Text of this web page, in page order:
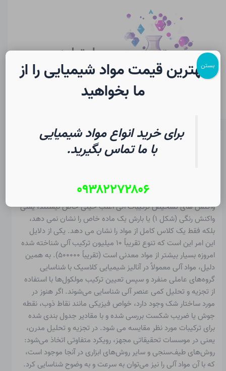
سایت لرن
شیمی
واکنش های تشخیص مواد طبیعی
Christopher J. Ziegler
واکنش های تشخیصترکیبات آلی اغلب خیلی خاص نیستند، یعنی
واکنش رنگی (شکل ۱) یا بارش یک ماده خاص را نشان نمی دهد،
بلکه فقط یک کلاس کامل از مواد را نشان می دهد. یکی از دلایل
این امر این است که تنوع تقریباً ۱۰ میلیون ترکیب آلی شناخته شده
امروزه بسیار بیشتر از مواد معدنی است (تقریباً ۵۰۰۰۰۰). به همین
دلیل، مواد آلی معمولاً در آنالیز شیمیایی کلاسیک با شناسایی
گروه‌های عاملی منفرد و سپس تعیین ترکیب مولکول‌ها با استفاده
از تجزیه و تحلیل کمی عنصر آلی شناسایی می‌شوند. اگر هنوز در
مورد ساختار شک وجود دارد، خواص فیزیکی مانند نقاط ذوب، نقطه
جوش یا ضریب شکست بررسی شده و با مقادیر جدول بندی شده
برای ترکیبات مورد نظر مقایسه می شود. در تجزیه و تحلیل مدرن،
یعنی در موسسات تحقیقاتی مجهز، رویکرد متفاوتی اتخاذ می‌شود:
روش‌های طیف‌سنجی و سایر روش‌های ابزاری در آنجا موجود است،
که با آن مواد آلی را نیز می‌توان به سرعت و به وضوح شناسایی کرد.
بهترین قیمت مواد شیمیایی را از
ما بخواهید
برای خرید انواع مواد شیمیایی
با ما تماس بگیرید.
۰۹۳۸۲۲۷۲۸۰۶
بستن